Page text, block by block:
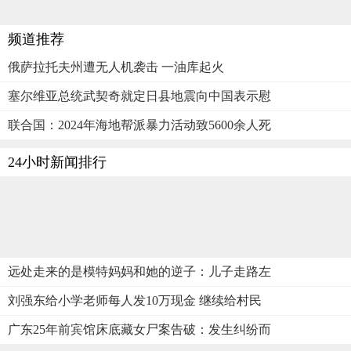
频道推荐
俄萨拉托夫州遭无人机袭击 一油库起火
塞尔维亚总统武契奇就定日县地震向中国表示慰
联合国：2024年海地帮派暴力活动致5600余人死
24小时新闻排行
远处走来的是模特妈妈和她的逆子：儿子走路左
刘强东给小学老师每人发10万现金 继续给村民
广东25年前宾馆床底藏女尸案告破：发生纠纷而